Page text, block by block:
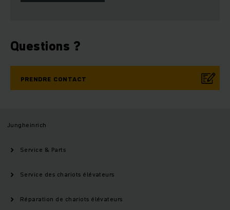
Questions ?
PRENDRE CONTACT
Jungheinrich
Service & Parts
Service des chariots élévateurs
Réparation de chariots élévateurs